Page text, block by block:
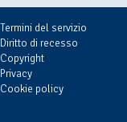
Termini del servizio
Diritto di recesso
Copyright
Privacy
Cookie policy